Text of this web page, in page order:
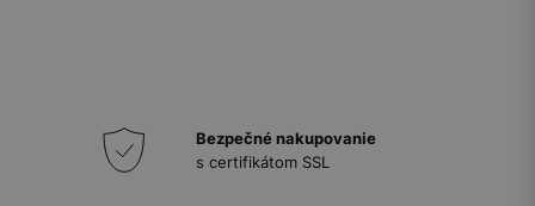
Bezpečné nakupovanie
s certifikátom SSL